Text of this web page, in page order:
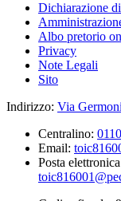
Dichiarazione
Albo pretorio
Privacy
Note Legali
Sito
Indirizzo: Via
Centralino:
Email:
Posta